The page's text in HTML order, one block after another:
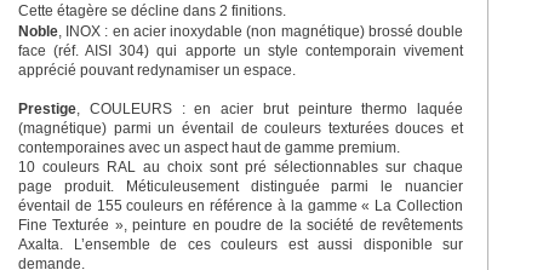
Cette étagère se décline dans 2 finitions.
Noble , INOX : en acier inoxydable (non magnétique) brossé double
face (réf. AISI 304) qui apporte un style contemporain vivement
apprécié pouvant redynamiser un espace.
Prestige , COULEURS : en acier brut peinture thermo laquée
(magnétique) parmi un éventail de couleurs texturées douces et
contemporaines avec un aspect haut de gamme premium.
10 couleurs RAL au choix sont pré sélectionnables sur chaque
page produit. Méticuleusement distinguée parmi le nuancier
éventail de 155 couleurs en référence à la gamme « La Collection
Fine Texturée », peinture en poudre de la société de revêtements
Axalta. L’ensemble de ces couleurs est aussi disponible sur
demande.